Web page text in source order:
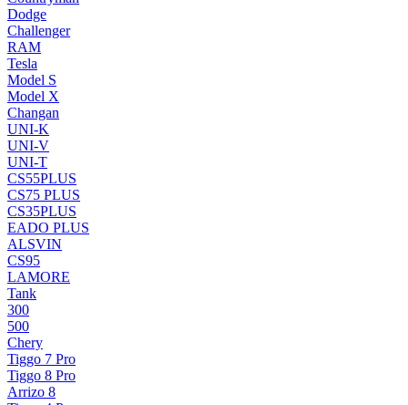
Dodge
Challenger
RAM
Tesla
Model S
Model X
Changan
UNI-K
UNI-V
UNI-T
CS55PLUS
CS75 PLUS
CS35PLUS
EADO PLUS
ALSVIN
CS95
LAMORE
Tank
300
500
Chery
Tiggo 7 Pro
Tiggo 8 Pro
Arrizo 8